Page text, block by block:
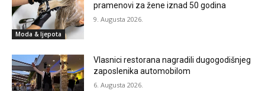
Moda & ljepota
pramenovi za žene iznad 50 godina
9. Augusta 2026.
Vlasnici restorana nagradili dugogodišnjeg
zaposlenika automobilom
6. Augusta 2026.